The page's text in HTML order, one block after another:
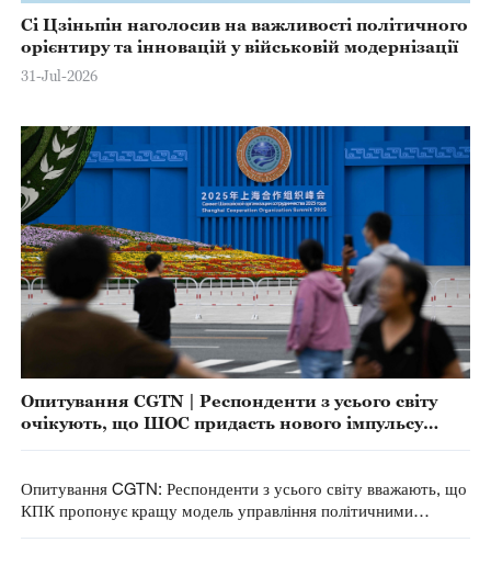
Сі Цзіньпін наголосив на важливості політичного
орієнтиру та інновацій у військовій модернізації
31-Jul-2026
Опитування CGTN | Респонденти з усього світу
очікують, що ШОС придасть нового імпульсу
Опитування CGTN: Респонденти з усього світу вважають, що
КПК пропонує кращу модель управління політичними